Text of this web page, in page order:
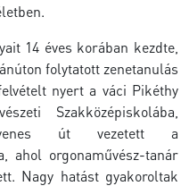
14 éves korában kezdte,
folytatott zenetanulás
nyert a váci Pikéthy
Szakközépiskolába,
út vezetett a
ahol orgonaművész-tanár
Nagy hatást gyakoroltak